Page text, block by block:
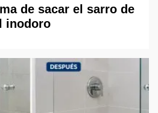
de sacar el sarro de
inodoro